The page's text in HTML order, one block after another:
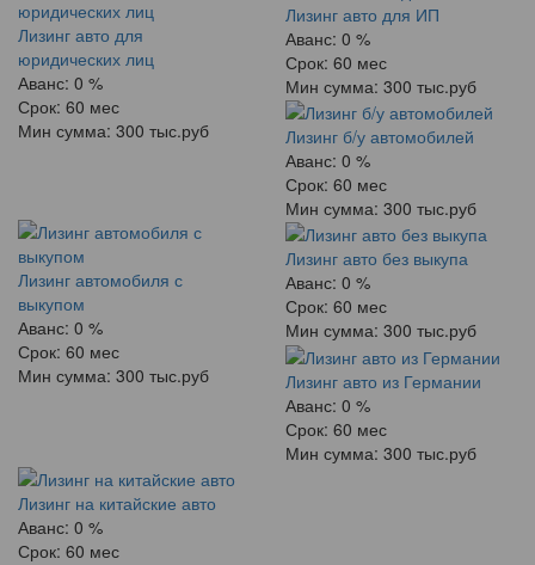
Лизинг авто для
юридических лиц
Аванс: 0 %
Срок: 60 мес
Мин сумма: 300 тыс.руб
Лизинг авто для ИП
Аванс: 0 %
Срок: 60 мес
Мин сумма: 300 тыс.руб
Лизинг б/у автомобилей
Аванс: 0 %
Срок: 60 мес
Мин сумма: 300 тыс.руб
Лизинг автомобиля с
выкупом
Аванс: 0 %
Срок: 60 мес
Мин сумма: 300 тыс.руб
Лизинг авто без выкупа
Аванс: 0 %
Срок: 60 мес
Мин сумма: 300 тыс.руб
Лизинг авто из Германии
Аванс: 0 %
Срок: 60 мес
Мин сумма: 300 тыс.руб
Лизинг на китайские авто
Аванс: 0 %
Срок: 60 мес